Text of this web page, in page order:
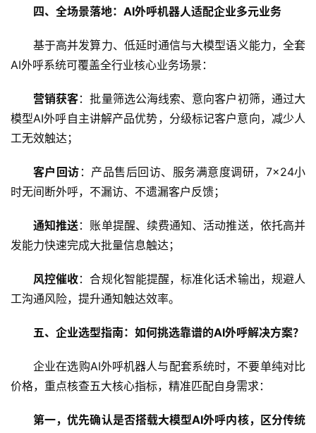
财
教
育
题
车
能
登录 注册
四、 全场景落地： AI外呼机器人适配企业多元业务
基于高并发算力、低延时通信与大模型语义能力，全套
AI外呼系统可覆盖全行业核心业务场景：
营销获客：批量筛选公海线索、意向客户初筛，通过大
模型AI外呼自主讲解产品优势，分级标记客户意向，减少人
工无效触达；
客户回访 ：产品售后回访、服务满意度调研，7×24小
时无间断外呼，不漏访、不遗漏客户反馈；
通知推送：账单提醒、续费通知、活动推送，依托高并
发能力快速完成大批量信息触达；
风控催收：合规化智能提醒，标准化话术输出，规避人
工沟通风险，提升通知触达效率。
五、 企业选型指南：如何挑选靠谱的AI外呼解决方案？
企业在选购AI外呼机器人与配套系统时，不要单纯对比
价格，重点核查五大核心指标，精准匹配自身需求：
第一，优先确认是否搭载大模型AI外呼内核，区分传统